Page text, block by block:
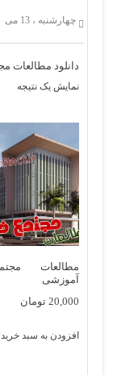
چهارشنبه ، 13 می
دانلود مطالعات
نمایش یک نتیجه
مطالعات
آموزشی
20,000 تومان
افزودن به سبد خرید